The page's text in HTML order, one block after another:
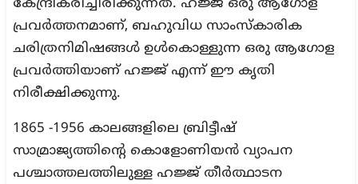
കേന്ദ്രീകരിച്ചിരിക്കുന്നത്. ഹജ്ജ് ഒരു ആഗോള
പ്രവർത്തനമാണ്, ബഹുവിധ സാംസ്‌കാരിക
ചരിത്രനിമിഷങ്ങൾ ഉൾകൊള്ളുന്ന ഒരു ആഗോള
പ്രവർത്തിയാണ് ഹജ്ജ് എന്ന് ഈ കൃതി
നിരീക്ഷിക്കുന്നു.
1865 -1956 കാലങ്ങളിലെ ബ്രിട്ടീഷ്
സാമ്രാജ്യത്തിന്റെ കൊളോണിയൻ വ്യാപന
പശ്ചാത്തലത്തിലുള്ള ഹജ്ജ് തീർത്ഥാടന